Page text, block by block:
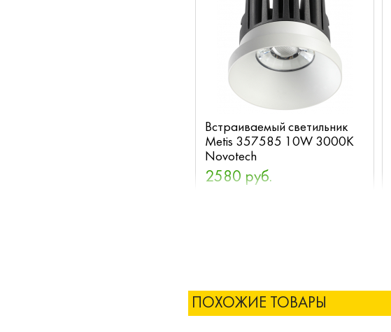
Встраиваемый светильник
Metis 357585 10W 3000K
Novotech
2580 руб.
ПОХОЖИЕ ТОВАРЫ